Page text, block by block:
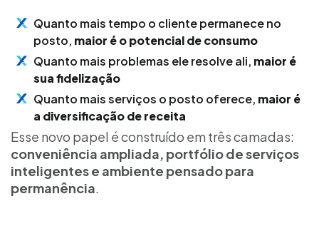
Quanto mais tempo o cliente permanece no
posto, maior é o potencial de consumo
Quanto mais problemas ele resolve ali, maior é
sua fidelização
Quanto mais serviços o posto oferece, maior é
a diversificação de receita
Esse novo papel é construído em três camadas:
conveniência ampliada, portfólio de serviços
inteligentes e ambiente pensado para
permanência.